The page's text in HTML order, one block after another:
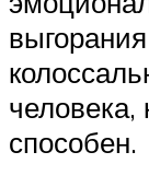
человека,
способен.